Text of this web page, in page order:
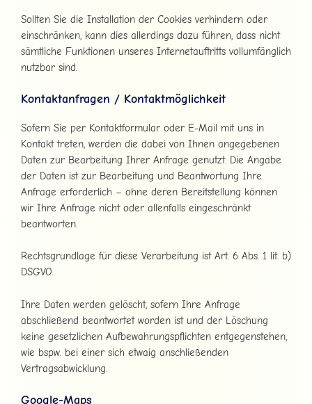
Sollten Sie die Installation der Cookies verhindern oder
einschränken, kann dies allerdings dazu führen, dass nicht
sämtliche Funktionen unseres Internetauftritts vollumfänglich
nutzbar sind.
Kontaktanfragen / Kontaktmöglichkeit
Sofern Sie per Kontaktformular oder E-Mail mit uns in
Kontakt treten, werden die dabei von Ihnen angegebenen
Daten zur Bearbeitung Ihrer Anfrage genutzt. Die Angabe
der Daten ist zur Bearbeitung und Beantwortung Ihre
Anfrage erforderlich – ohne deren Bereitstellung können
wir Ihre Anfrage nicht oder allenfalls eingeschränkt
beantworten.
Rechtsgrundlage für diese Verarbeitung ist Art. 6 Abs. 1 lit. b)
DSGVO.
Ihre Daten werden gelöscht, sofern Ihre Anfrage
abschließend beantwortet worden ist und der Löschung
keine gesetzlichen Aufbewahrungspflichten entgegenstehen,
wie bspw. bei einer sich etwaig anschließenden
Vertragsabwicklung.
Google-Maps